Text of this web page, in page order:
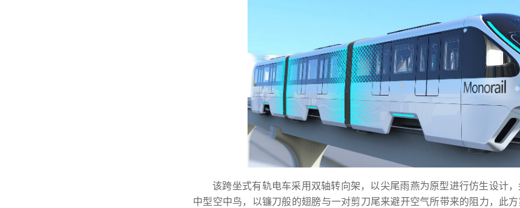
该跨坐式有轨电车采用双轴转向架，以尖尾雨燕为原型进行仿生设计
中型空中鸟，以镰刀般的翅膀与一对剪刀尾来避开空气所带来的阻力，此